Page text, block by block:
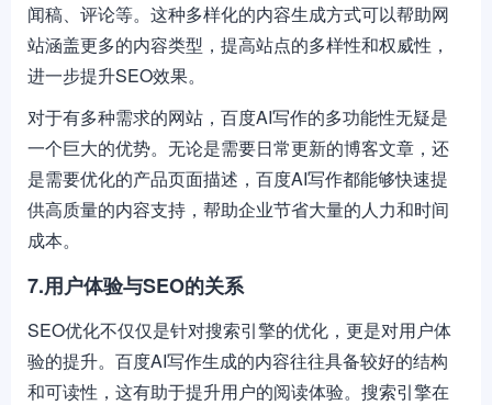
闻稿、评论等。这种多样化的内容生成方式可以帮助网
站涵盖更多的内容类型，提高站点的多样性和权威性，
进一步提升SEO效果。
对于有多种需求的网站，百度AI写作的多功能性无疑是
一个巨大的优势。无论是需要日常更新的博客文章，还
是需要优化的产品页面描述，百度AI写作都能够快速提
供高质量的内容支持，帮助企业节省大量的人力和时间
成本。
7.用户体验与SEO的关系
SEO优化不仅仅是针对搜索引擎的优化，更是对用户体
验的提升。百度AI写作生成的内容往往具备较好的结构
和可读性，这有助于提升用户的阅读体验。搜索引擎在